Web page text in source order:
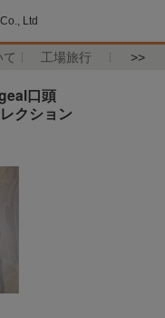
Ltd
工場旅行 >>
口頭
クション